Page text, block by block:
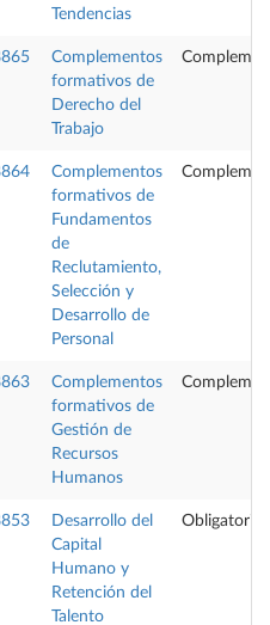
Tendencias
Complementos
formativos de
Derecho del
Trabajo
Complementos
formativos de
Fundamentos
de
Reclutamiento,
Selección y
Desarrollo de
Personal
Complementos
formativos de
Gestión de
Recursos
Humanos
Desarrollo del
Capital
Humano y
Retención del
Talento
Obligatoria